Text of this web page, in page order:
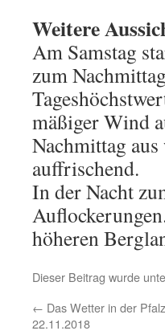
Weitere
Am Samstag
zum
mäßiger Wind
Nachmittag
auffrischend.
In der Nacht
höheren
Dieser Beitrag wurde
← Das Wetter in der
22.11.2018